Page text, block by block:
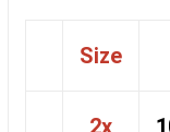
Size
2x